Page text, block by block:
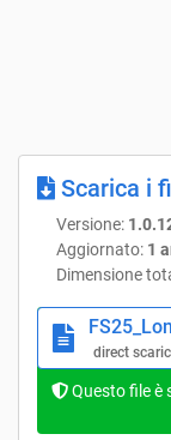
Scarica i
Versione:
Aggiornato: 1
Dimensione
direct
Questo file è